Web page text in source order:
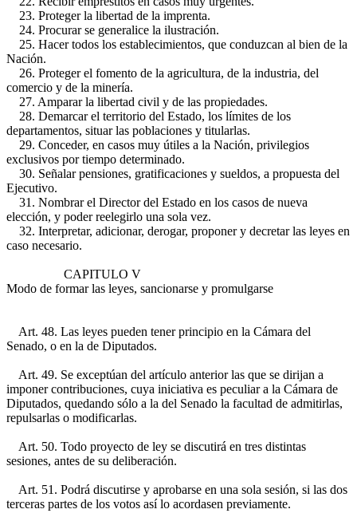
23. Proteger la libertad de la imprenta.
24. Procurar se generalice la ilustración.
25. Hacer todos los establecimientos, que conduzcan al bien de la
Nación.
26. Proteger el fomento de la agricultura, de la industria, del
comercio y de la minería.
27. Amparar la libertad civil y de las propiedades.
28. Demarcar el territorio del Estado, los límites de los
departamentos, situar las poblaciones y titularlas.
29. Conceder, en casos muy útiles a la Nación, privilegios
exclusivos por tiempo determinado.
30. Señalar pensiones, gratificaciones y sueldos, a propuesta del
Ejecutivo.
31. Nombrar el Director del Estado en los casos de nueva
elección, y poder reelegirlo una sola vez.
32. Interpretar, adicionar, derogar, proponer y decretar las leyes en
caso necesario.
CAPITULO V
Modo de formar las leyes, sancionarse y promulgarse
Art. 48. Las leyes pueden tener principio en la Cámara del
Senado, o en la de Diputados.
Art. 49. Se exceptúan del artículo anterior las que se dirijan a
imponer contribuciones, cuya iniciativa es peculiar a la Cámara de
Diputados, quedando sólo a la del Senado la facultad de admitirlas,
repulsarlas o modificarlas.
Art. 50. Todo proyecto de ley se discutirá en tres distintas
sesiones, antes de su deliberación.
Art. 51. Podrá discutirse y aprobarse en una sola sesión, si las dos
terceras partes de los votos así lo acordasen previamente.